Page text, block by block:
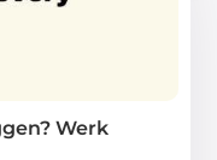
Werk